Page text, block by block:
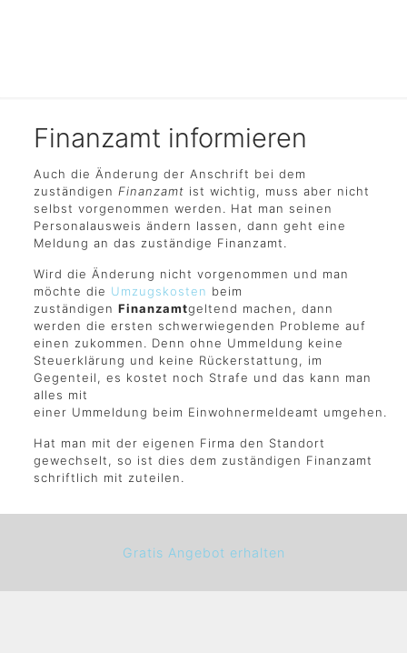
Finanzamt informieren
Auch die Änderung der Anschrift bei dem
zuständigen Finanzamt ist wichtig, muss aber nicht
selbst vorgenommen werden. Hat man seinen
Personalausweis ändern lassen, dann geht eine
Meldung an das zuständige Finanzamt.
Wird die Änderung nicht vorgenommen und man
möchte die Umzugskosten beim
zuständigen Finanzamtgeltend machen, dann
werden die ersten schwerwiegenden Probleme auf
einen zukommen. Denn ohne Ummeldung keine
Steuerklärung und keine Rückerstattung, im
Gegenteil, es kostet noch Strafe und das kann man
alles mit
einer Ummeldung beim Einwohnermeldeamt umgehen.
Hat man mit der eigenen Firma den Standort
gewechselt, so ist dies dem zuständigen Finanzamt
schriftlich mit zuteilen.
Gratis Angebot erhalten